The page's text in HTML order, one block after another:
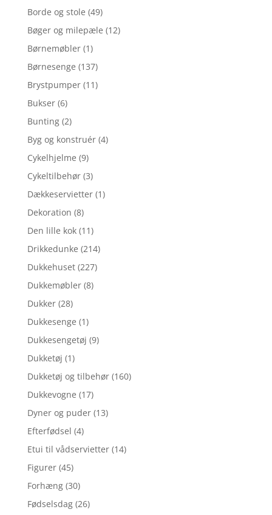
Borde og stole (49)
Bøger og milepæle (12)
Børnemøbler (1)
Børnesenge (137)
Brystpumper (11)
Bukser (6)
Bunting (2)
Byg og konstruér (4)
Cykelhjelme (9)
Cykeltilbehør (3)
Dækkeservietter (1)
Dekoration (8)
Den lille kok (11)
Drikkedunke (214)
Dukkehuset (227)
Dukkemøbler (8)
Dukker (28)
Dukkesenge (1)
Dukkesengetøj (9)
Dukketøj (1)
Dukketøj og tilbehør (160)
Dukkevogne (17)
Dyner og puder (13)
Efterfødsel (4)
Etui til vådservietter (14)
Figurer (45)
Forhæng (30)
Fødselsdag (26)